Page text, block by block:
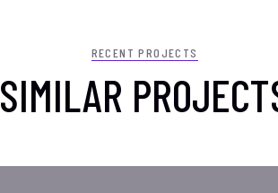
RECENT PROJECTS
SIMILAR